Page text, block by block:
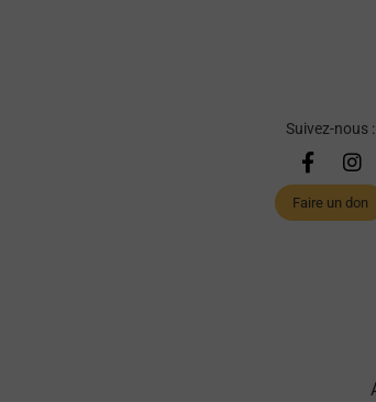
Suivez-nous :
Faire un don